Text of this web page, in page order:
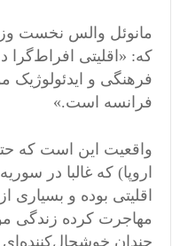
مانوئل والس نخست
که: «اقلیتی افراط‌گرا
فرهنگی و ایدئولوژیک
فرانسه است.»
واقعیت این است که
اروپا) که غالبا در
اقلیتی بوده و بسیاری
مهاجرت کرده زندگی
چندان